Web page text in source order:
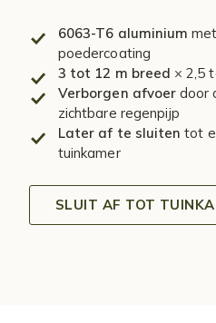
6063-T6 aluminium
poedercoating
3 tot 12 m breed × 2,5
Verborgen afvoer door
zichtbare regenpijp
Later af te sluiten tot
tuinkamer
SLUIT AF TOT